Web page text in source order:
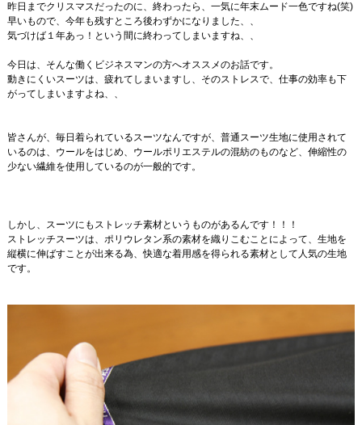
昨日までクリスマスだったのに、終わったら、一気に年末ムード一色ですね(笑)
早いもので、今年も残すところ後わずかになりました、、
気づけば１年あっ！という間に終わってしまいますね、、
今日は、そんな働くビジネスマンの方へオススメのお話です。
動きにくいスーツは、疲れてしまいますし、そのストレスで、仕事の効率も下
がってしまいますよね、、
皆さんが、毎日着られているスーツなんですが、普通スーツ生地に使用されて
いるのは、ウールをはじめ、ウールポリエステルの混紡のものなど、伸縮性の
少ない繊維を使用しているのが一般的です。
しかし、スーツにもストレッチ素材というものがあるんです！！！
ストレッチスーツは、ポリウレタン系の素材を織りこむことによって、生地を
縦横に伸ばすことが出来る為、快適な着用感を得られる素材として人気の生地
です。